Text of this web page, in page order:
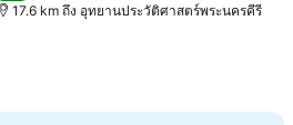
17.6 km ถึง อุทยานประวัติศาสตร์พระนครคีรี